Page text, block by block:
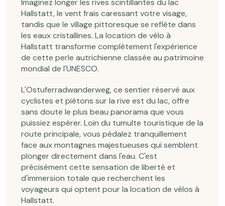
Imaginez longer les rives scintillantes du lac
Hallstatt, le vent frais caressant votre visage,
tandis que le village pittoresque se reflète dans
les eaux cristallines. La location de vélo à
Hallstatt transforme complètement l'expérience
de cette perle autrichienne classée au patrimoine
mondial de l'UNESCO.
L'Ostuferradwanderweg, ce sentier réservé aux
cyclistes et piétons sur la rive est du lac, offre
sans doute le plus beau panorama que vous
puissiez espérer. Loin du tumulte touristique de la
route principale, vous pédalez tranquillement
face aux montagnes majestueuses qui semblent
plonger directement dans l'eau. C'est
précisément cette sensation de liberté et
d'immersion totale que recherchent les
voyageurs qui optent pour la location de vélos à
Hallstatt.